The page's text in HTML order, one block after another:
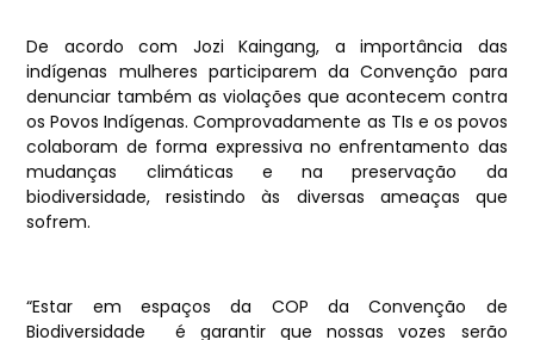
De acordo com Jozi Kaingang, a importância das
indígenas mulheres participarem da Convenção para
denunciar também as violações que acontecem contra
os Povos Indígenas. Comprovadamente as TIs e os povos
colaboram de forma expressiva no enfrentamento das
mudanças climáticas e na preservação da
biodiversidade, resistindo às diversas ameaças que
sofrem.
“Estar em espaços da COP da Convenção de
Biodiversidade é garantir que nossas vozes serão